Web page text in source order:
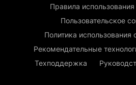
Правила
Пользовательское
Политика использования
Рекомендательные
Техподдержка